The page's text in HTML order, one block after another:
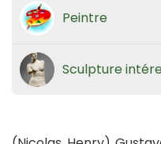
Peintre
Sculpture